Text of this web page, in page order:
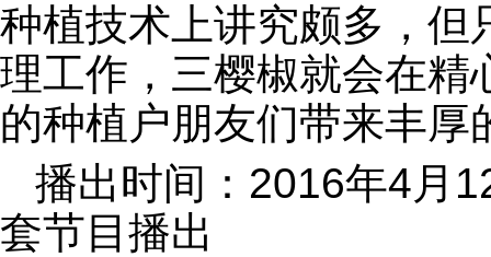
种植技术上讲究颇多，但
理工作，三樱椒就会在精
的种植户朋友们带来丰厚
播出时间：2016年4月
套节目播出